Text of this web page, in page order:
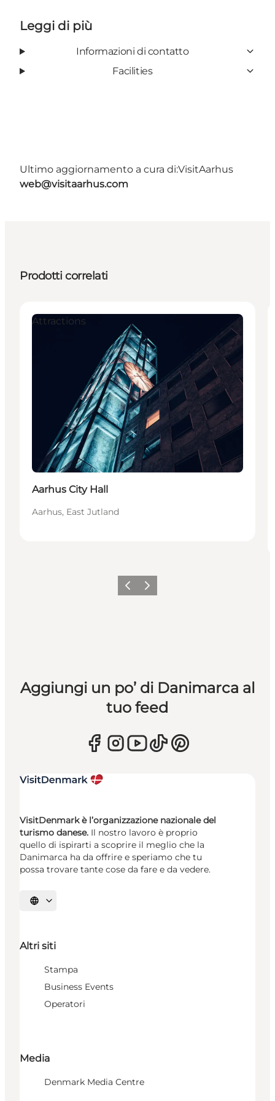
Leggi di più
Informazioni di contatto
Facilities
Ultimo aggiornamento a cura di:VisitAarhus
web@visitaarhus.com
Prodotti correlati
Attractions
Aarhus City Hall
Aarhus, East Jutland
Precedente
Avanti
Aggiungi un po’ di Danimarca al
tuo feed
VisitDenmark è l’organizzazione nazionale del
turismo danese. Il nostro lavoro è proprio
quello di ispirarti a scoprire il meglio che la
Danimarca ha da offrire e speriamo che tu
possa trovare tante cose da fare e da vedere.
Seleziona la lingua
Altri siti
Stampa
Business Events
Operatori
Media
Denmark Media Centre